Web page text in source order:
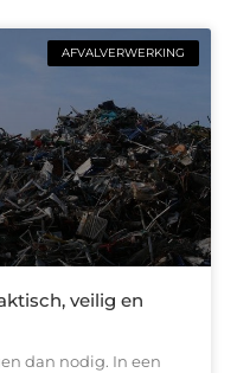
AFVALVERWERKING
veilig en
dan nodig. In een